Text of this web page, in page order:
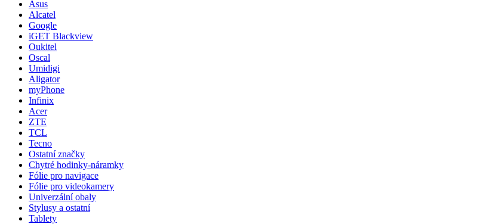
Asus
Alcatel
Google
iGET Blackview
Oukitel
Oscal
Umidigi
Aligator
myPhone
Infinix
Acer
ZTE
TCL
Tecno
Ostatní značky
Chytré hodinky-náramky
Fólie pro navigace
Fólie pro videokamery
Univerzální obaly
Stylusy a ostatní
Tablety